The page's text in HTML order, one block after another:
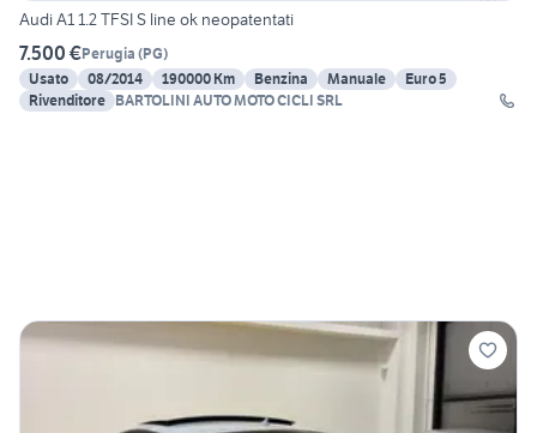
Audi A1 1.2 TFSI S line ok neopatentati
7.500 €Perugia (PG)
Usato
08/2014 190000 Km Benzina Manuale
Euro 5
Rivenditore BARTOLINI AUTO MOTO CICLI SRL